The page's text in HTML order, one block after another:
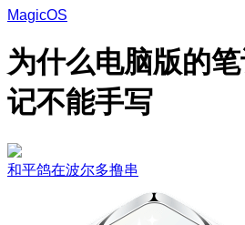
MagicOS
为什么电脑版的
记不能手写
和平鸽在波尔多撸串